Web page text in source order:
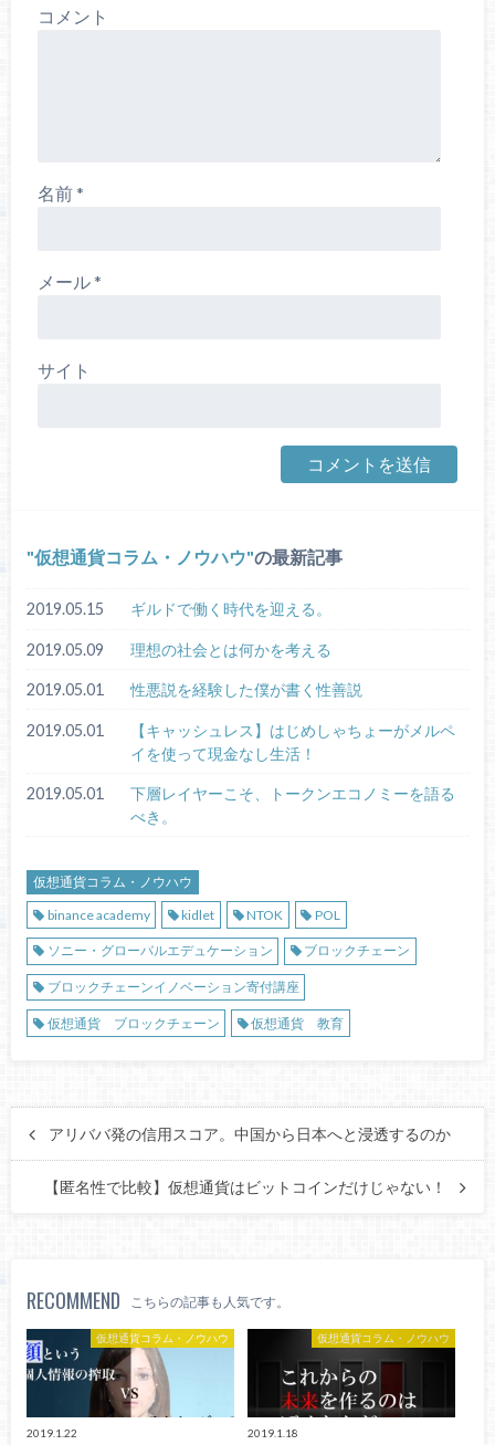
コメント
名前*
メール*
サイト
仮想通貨コラム・ノウハウ の最新記事
2019.05.15 ギルドで働く時代を迎える。
2019.05.09 理想の社会とは何かを考える
2019.05.01 性悪説を経験した僕が書く性善説
2019.05.01
【キャッシュレス】はじめしゃちょーがメルペ
イを使って現金なし生活！
2019.05.01
下層レイヤーこそ、トークンエコノミーを語る
べき。
仮想通貨コラム・ノウハウ
binance academy
kidlet NTOK POL
ソニー・グローバルエデュケーション ブロックチェーン
ブロックチェーンイノベーション寄付講座
仮想通貨 ブロックチェーン 仮想通貨 教育
アリババ発の信用スコア。中国から日本へと浸透するのか
【匿名性で比較】仮想通貨はビットコインだけじゃない！
RECOMMEND こちらの記事も人気です。
仮想通貨コラム・ノウハウ
2019.1.22
仮想通貨コラム・ノウハウ
2019.1.18